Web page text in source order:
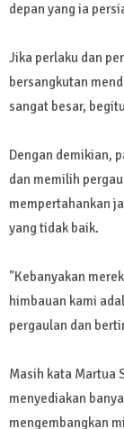
depan yang ia
Jika perlaku dan
bersangkutan
sangat besar,
Dengan demikian,
dan memilih
mempertahankan
yang tidak baik.
"Kebanyakan
himbauan kami
pergaulan dan
Masih kata Martua
menyediakan
mengembangkan